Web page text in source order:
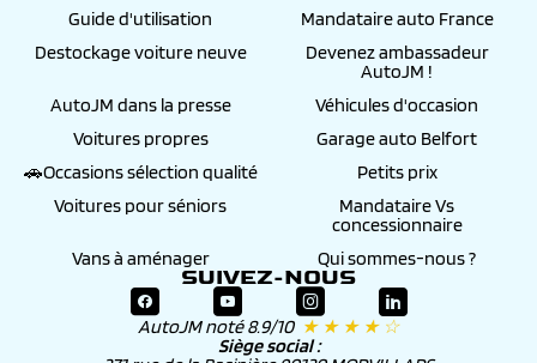
Guide d'utilisation
Mandataire auto France
Destockage voiture neuve
Devenez ambassadeur
AutoJM !
AutoJM dans la presse
Véhicules d'occasion
Voitures propres
Garage auto Belfort
🚗Occasions sélection qualité
Petits prix
Voitures pour séniors
Mandataire Vs
concessionnaire
Vans à aménager
Qui sommes-nous ?
SUIVEZ-NOUS
AutoJM noté 8.9/10 ★ ★ ★ ★ ☆
Siège social :